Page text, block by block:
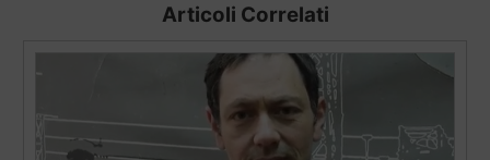
Articoli Correlati